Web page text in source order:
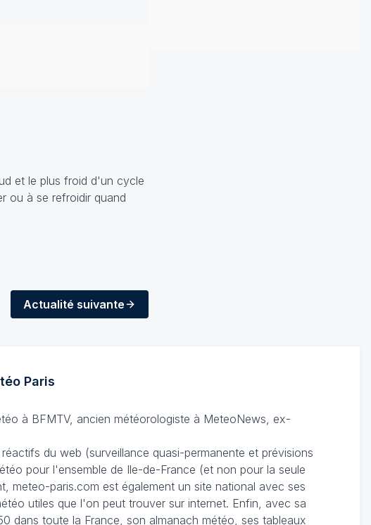
et le plus froid d'un cycle
ou à se refroidir quand
Actualité suivante
Paris
à BFMTV, ancien météorologiste à MeteoNews, ex-
du web (surveillance quasi-permanente et prévisions
pour l'ensemble de Ile-de-France (et non pour la seule
meteo-paris.com est également un site national avec ses
utiles que l'on peut trouver sur internet. Enfin, avec sa
dans toute la France, son almanach météo, ses tableaux